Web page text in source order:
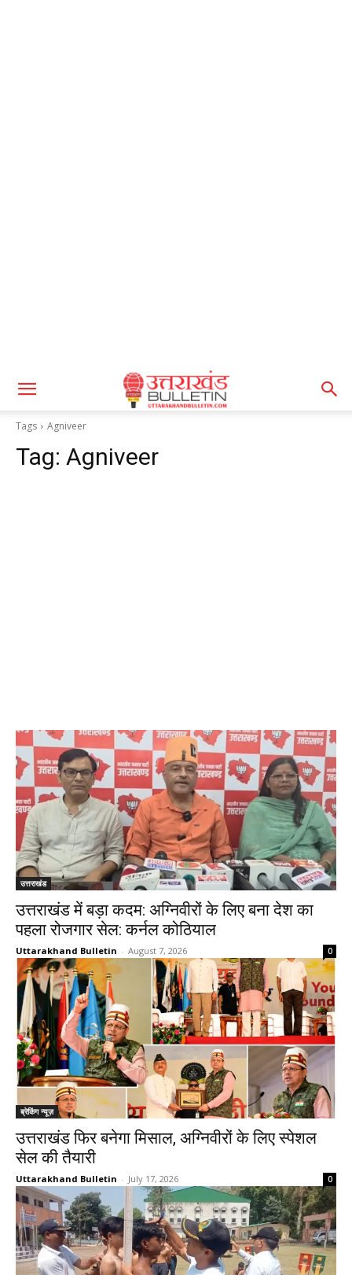
Tags Agniveer
Tag: Agniveer
उत्तराखंड
उत्तराखंड में बड़ा कदम: अग्निवीरों के लिए बना देश का
पहला रोजगार सेल: कर्नल कोठियाल
Uttarakhand Bulletin - August 7, 2026 0
ब्रेकिंग न्यूज़
उत्तराखंड फिर बनेगा मिसाल, अग्निवीरों के लिए स्पेशल
सेल की तैयारी
Uttarakhand Bulletin - July 17, 2026 0